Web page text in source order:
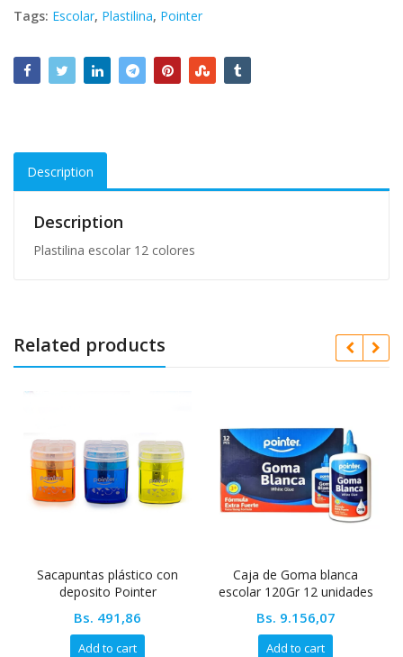
Tags: Escolar, Plastilina, Pointer
Description
Description
Plastilina escolar 12 colores
Related products
Sacapuntas plástico con
deposito Pointer
Bs. 491,86
Add to cart
Caja de Goma blanca
escolar 120Gr 12 unidades
Bs. 9.156,07
Add to cart